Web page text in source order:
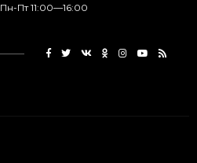
Пн-Пт 11:00—16:00